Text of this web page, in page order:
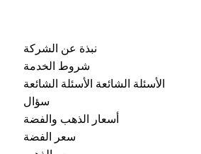
نبذة عن الشركة
شروط الخدمة
الأسئلة الشائعة الأسئلة الشائعة
سؤال
أسعار الذهب والفضة
سعر الفضة